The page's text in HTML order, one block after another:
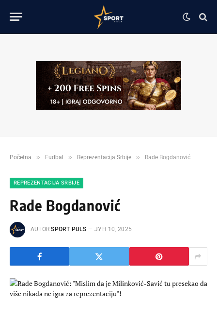
Početna » Fudbal » Reprezentacija Srbije » Rade Bogdanović
REPREZENTACIJA SRBIJE
Rade Bogdanović
AUTOR SPORT PULS ЈУН 10, 2025